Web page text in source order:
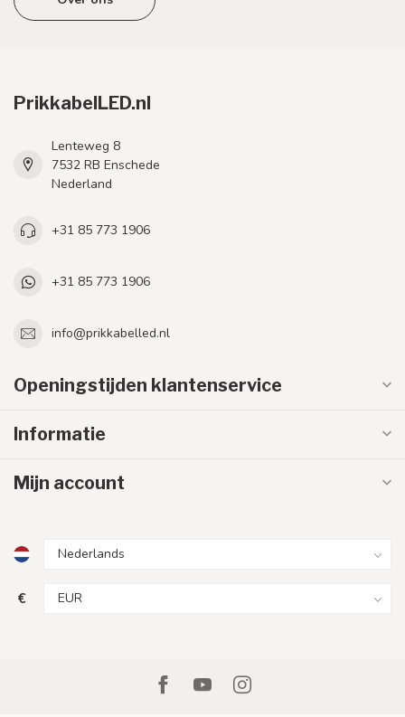
PrikkabelLED.nl
Lenteweg 8
7532 RB Enschede
Nederland
+31 85 773 1906
+31 85 773 1906
info@prikkabelled.nl
Openingstijden klantenservice
Informatie
Mijn account
€